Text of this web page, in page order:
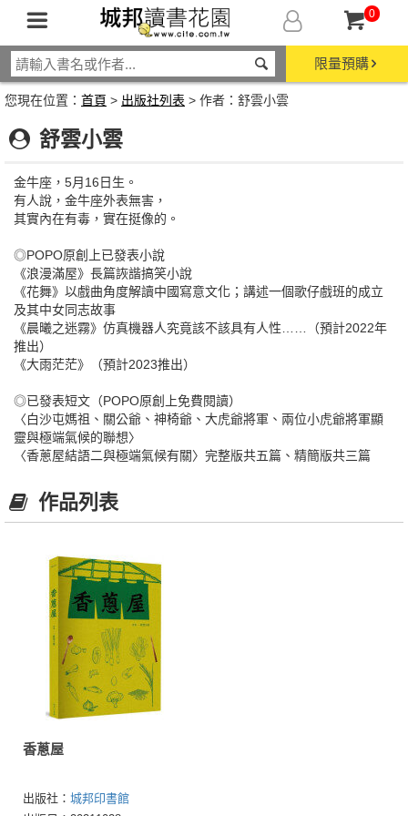
0
限量預購
您現在位置： 首頁 > 出版社列表 > 作者：舒雲小雲
舒雲小雲
金牛座，5月16日生。
有人說，金牛座外表無害，
其實內在有毒，實在挺像的。
◎POPO原創上已發表小說
《浪漫滿屋》長篇詼諧搞笑小說
《花舞》以戲曲角度解讀中國寫意文化；講述一個歌仔戲班的成立
及其中女同志故事
《晨曦之迷霧》仿真機器人究竟該不該具有人性……（預計2022年
推出）
《大雨茫茫》（預計2023推出）
◎已發表短文（POPO原創上免費閱讀）
〈白沙屯媽祖、關公爺、神椅爺、大虎爺將軍、兩位小虎爺將軍顯
靈與極端氣候的聯想〉
〈香蔥屋結語二與極端氣候有關〉完整版共五篇、精簡版共三篇
作品列表
香蔥屋
出版社： 城邦印書館